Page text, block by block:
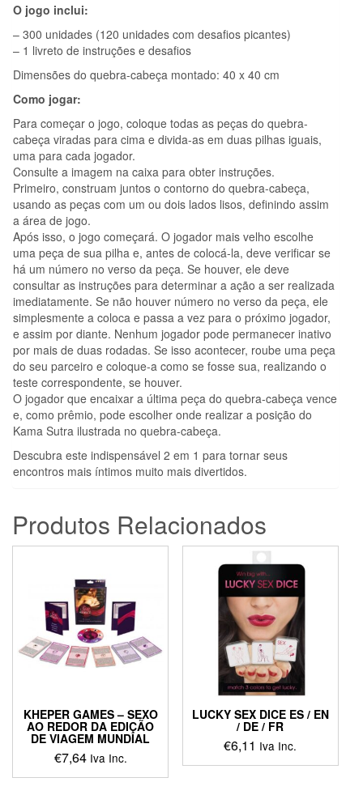
O jogo inclui:
– 300 unidades (120 unidades com desafios picantes)
– 1 livreto de instruções e desafios
Dimensões do quebra-cabeça montado: 40 x 40 cm
Como jogar:
Para começar o jogo, coloque todas as peças do quebra-
cabeça viradas para cima e divida-as em duas pilhas iguais,
uma para cada jogador.
Consulte a imagem na caixa para obter instruções.
Primeiro, construam juntos o contorno do quebra-cabeça,
usando as peças com um ou dois lados lisos, definindo assim
a área de jogo.
Após isso, o jogo começará. O jogador mais velho escolhe
uma peça de sua pilha e, antes de colocá-la, deve verificar se
há um número no verso da peça. Se houver, ele deve
consultar as instruções para determinar a ação a ser realizada
imediatamente. Se não houver número no verso da peça, ele
simplesmente a coloca e passa a vez para o próximo jogador,
e assim por diante. Nenhum jogador pode permanecer inativo
por mais de duas rodadas. Se isso acontecer, roube uma peça
do seu parceiro e coloque-a como se fosse sua, realizando o
teste correspondente, se houver.
O jogador que encaixar a última peça do quebra-cabeça vence
e, como prêmio, pode escolher onde realizar a posição do
Kama Sutra ilustrada no quebra-cabeça.
Descubra este indispensável 2 em 1 para tornar seus
encontros mais íntimos muito mais divertidos.
Produtos Relacionados
KHEPER GAMES – SEXO
AO REDOR DA EDIÇÃO
DE VIAGEM MUNDIAL
€7,64 Iva Inc.
LUCKY SEX DICE ES / EN
/ DE / FR
€6,11 Iva Inc.